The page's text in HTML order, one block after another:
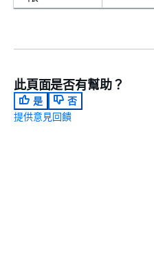
此頁面是否有幫助？
是
否
提供意見回饋